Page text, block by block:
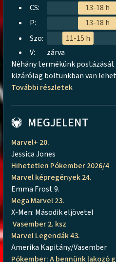
CS:
13-18 h
P:
13-18 h
Szo:
11-15 h
V:
zárva
Néhány termékünk
kizárólag boltunkban van
További részletek
MEGJELENT
Marvel+ 20.
Jessica Jones
Hihetetlen Pókember 2026/4
Marvel képregények 24.
Emma Frost 9.
Mega Marvel 23.
X-Men: Második eljövetel
Vasember 2. ksz
Marvel Legendák 43.
Amerika Kapitány/Vasember
Pókember: A bennünk lakozó